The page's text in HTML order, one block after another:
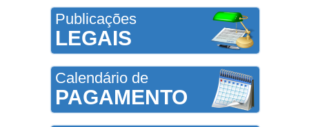
Publicações
LEGAIS
Calendário de
PAGAMENTO